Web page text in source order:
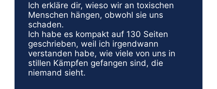
Ich erkläre dir, wieso wir an toxischen
Menschen hängen, obwohl sie uns
schaden.
Ich habe es kompakt auf 130 Seiten
geschrieben, weil ich irgendwann
verstanden habe, wie viele von uns in
stillen Kämpfen gefangen sind, die
niemand sieht.